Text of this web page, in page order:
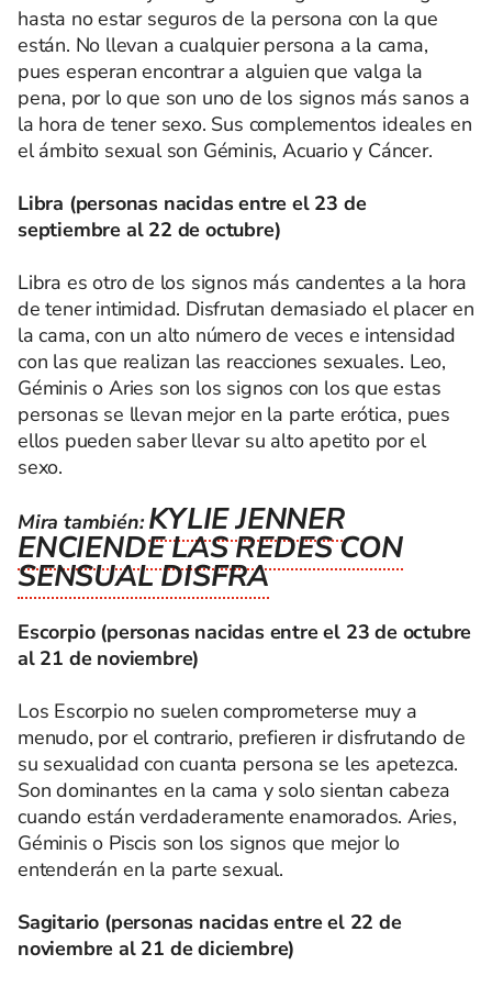
hasta no estar seguros de la persona con la que
están. No llevan a cualquier persona a la cama,
pues esperan encontrar a alguien que valga la
pena, por lo que son uno de los signos más sanos a
la hora de tener sexo. Sus complementos ideales en
el ámbito sexual son Géminis, Acuario y Cáncer.
Libra (personas nacidas entre el 23 de
septiembre al 22 de octubre)
Libra es otro de los signos más candentes a la hora
de tener intimidad. Disfrutan demasiado el placer en
la cama, con un alto número de veces e intensidad
con las que realizan las reacciones sexuales. Leo,
Géminis o Aries son los signos con los que estas
personas se llevan mejor en la parte erótica, pues
ellos pueden saber llevar su alto apetito por el
sexo.
Mira también: KYLIE JENNER
ENCIENDE LAS REDES CON
SENSUAL DISFRA
Escorpio (personas nacidas entre el 23 de octubre
al 21 de noviembre)
Los Escorpio no suelen comprometerse muy a
menudo, por el contrario, prefieren ir disfrutando de
su sexualidad con cuanta persona se les apetezca.
Son dominantes en la cama y solo sientan cabeza
cuando están verdaderamente enamorados. Aries,
Géminis o Piscis son los signos que mejor lo
entenderán en la parte sexual.
Sagitario (personas nacidas entre el 22 de
noviembre al 21 de diciembre)